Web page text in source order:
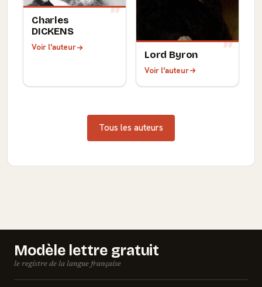
Charles
DICKENS
Voir l'auteur
Lord Byron
Voir l'auteur
Tous les auteurs
Modèle lettre gratuit
le registre de la langue française